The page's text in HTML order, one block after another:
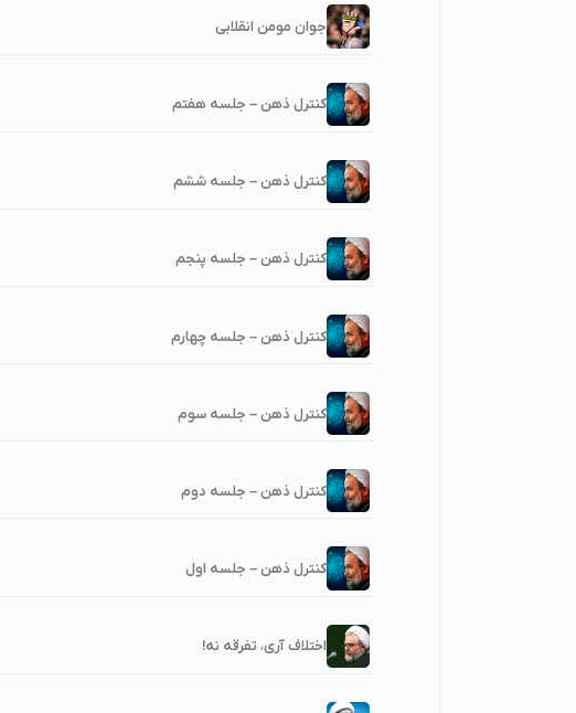
جوان مومن انقلابی
کنترل ذهن – جلسه هفتم
کنترل ذهن – جلسه ششم
کنترل ذهن – جلسه پنجم
کنترل ذهن – جلسه چهارم
کنترل ذهن – جلسه سوم
کنترل ذهن – جلسه دوم
کنترل ذهن – جلسه اول
اختلاف آری، تفرقه نه!